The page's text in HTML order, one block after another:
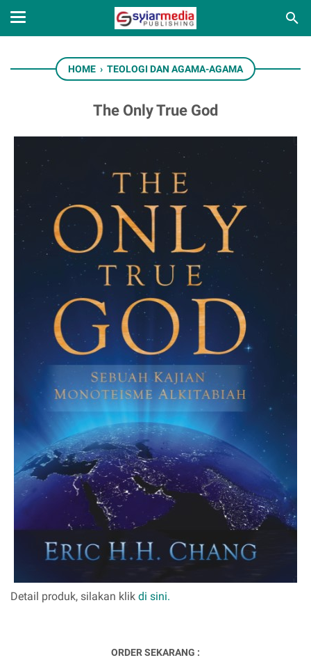
HOME › TEOLOGI DAN AGAMA-AGAMA
The Only True God
Detail produk, silakan klik di sini.
ORDER SEKARANG :